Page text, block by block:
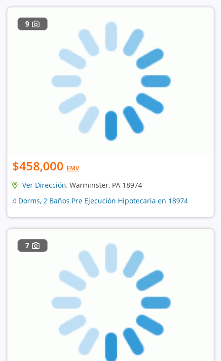
9
$458,000 EMV
Ver Dirección, Warminster, PA 18974
4 Dorms, 2 Baños Pre Ejecución Hipotecaria en 18974
7